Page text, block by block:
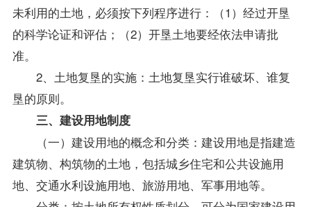
未利用的土地，必须按下列程序进行：（1）经过开垦
的科学论证和评估；（2）开垦土地要经依法申请批
准。
2、土地复垦的实施：土地复垦实行谁破坏、谁复
垦的原则。
三、建设用地制度
（一）建设用地的概念和分类：建设用地是指建造
建筑物、构筑物的土地，包括城乡住宅和公共设施用
地、交通水利设施用地、旅游用地、军事用地等。